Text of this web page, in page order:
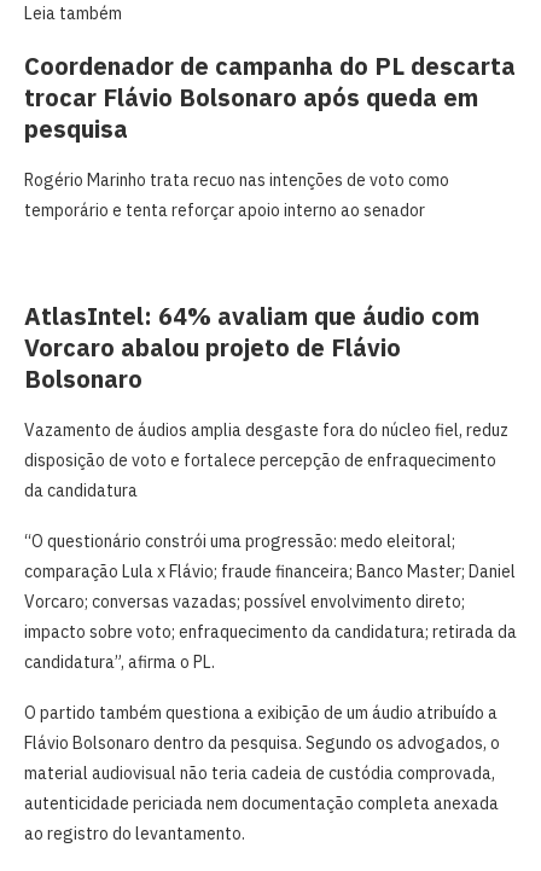
Leia também
Coordenador de campanha do PL descarta
trocar Flávio Bolsonaro após queda em
pesquisa
Rogério Marinho trata recuo nas intenções de voto como
temporário e tenta reforçar apoio interno ao senador
AtlasIntel: 64% avaliam que áudio com
Vorcaro abalou projeto de Flávio
Bolsonaro
Vazamento de áudios amplia desgaste fora do núcleo fiel, reduz
disposição de voto e fortalece percepção de enfraquecimento
da candidatura
“O questionário constrói uma progressão: medo eleitoral;
comparação Lula x Flávio; fraude financeira; Banco Master; Daniel
Vorcaro; conversas vazadas; possível envolvimento direto;
impacto sobre voto; enfraquecimento da candidatura; retirada da
candidatura”, afirma o PL.
O partido também questiona a exibição de um áudio atribuído a
Flávio Bolsonaro dentro da pesquisa. Segundo os advogados, o
material audiovisual não teria cadeia de custódia comprovada,
autenticidade periciada nem documentação completa anexada
ao registro do levantamento.